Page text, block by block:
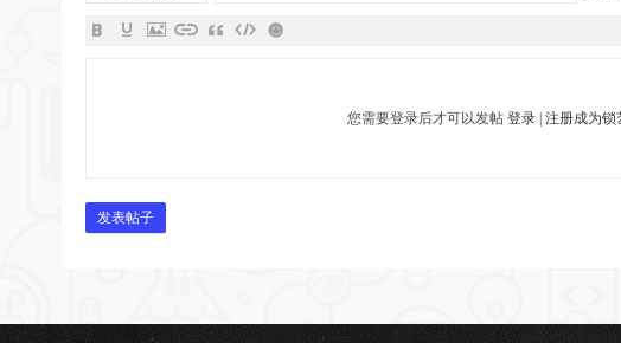
您需要登录后才可以发帖 登录 注册成为锁
发表帖子